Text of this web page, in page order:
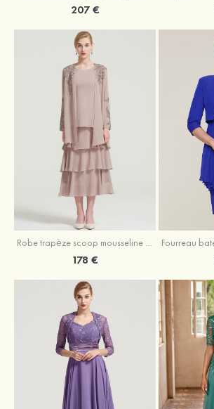
207 €
Robe trapèze scoop mousseline longueur mollet robe de mère de la mariée avec appliqué volants veste
178 €